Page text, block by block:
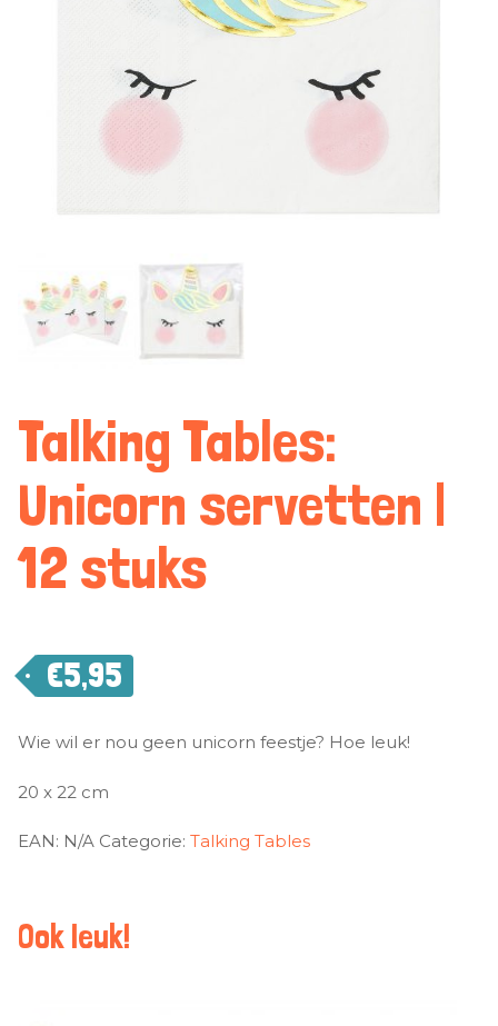
Talking Tables:
Unicorn servetten |
12 stuks
€5,95
Wie wil er nou geen unicorn feestje? Hoe leuk!
20 x 22 cm
EAN: N/A Categorie: Talking Tables
Ook leuk!